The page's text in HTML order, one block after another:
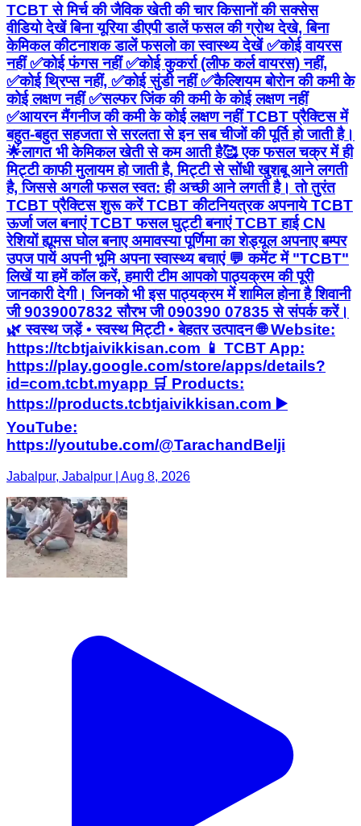
TCBT से मिर्च की जैविक खेती की चार किसानों की सक्सेस
वीडियो देखें बिना यूरिया डीएपी डालें फसल की ग्रोथ देखे, बिना
केमिकल कीटनाशक डालें फसलाे का स्वास्थ्य देखें ✅कोई वायरस
नहीं ✅कोई फंगस नहीं ✅कोई कुकर्रा (लीफ कर्ल वायरस) नहीं,
✅कोई थ्रिप्स नहीं, ✅कोई सुंडी नहीं ✅कैल्शियम बोरोन की कमी के
कोई लक्षण नहीं ✅सल्फर जिंक की कमी के कोई लक्षण नहीं
✅आयरन मैंगनीज की कमी के कोई लक्षण नहीं TCBT प्रैक्टिस में
बहुत-बहुत सहजता से सरलता से इन सब चीजों की पूर्ति हो जाती है।
🌟लागत भी केमिकल खेती से कम आती है🥰 एक फसल चक्र में ही
मिट्टी काफी मुलायम हो जाती है, मिट्टी से सोंधी खुशबू आने लगती
है, जिससे अगली फसल स्वत: ही अच्छी आने लगती है। तो तुरंत
TCBT प्रैक्टिस शुरू करें TCBT कीटनियत्रक अपनाये TCBT
ऊर्जा जल बनाएं TCBT फसल घुट्टी बनाएं TCBT हाई CN
रेशियों ह्यूमस घोल बनाए अमावस्या पूर्णिमा का शेड्यूल अपनाए बम्पर
उपज पायें अपनी भूमि अपना स्वास्थ्य बचाएं 💬 कमेंट में "TCBT"
लिखें या हमें कॉल करें, हमारी टीम आपको पाठ्यक्रम की पूरी
जानकारी देगी। जिनको भी इस पाठ्यक्रम में शामिल होना है शिवानी
जी 9039007832 सौरभ जी 090390 07835 से संपर्क करें।
🌿 स्वस्थ जड़ें • स्वस्थ मिट्टी • बेहतर उत्पादन 🌐 Website:
https://tcbtjaivikkisan.com 📱 TCBT App:
https://play.google.com/store/apps/details?
id=com.tcbt.myapp 🛒 Products:
https://products.tcbtjaivikkisan.com ▶️
YouTube:
https://youtube.com/@TarachandBelji
Jabalpur, Jabalpur | Aug 8, 2026